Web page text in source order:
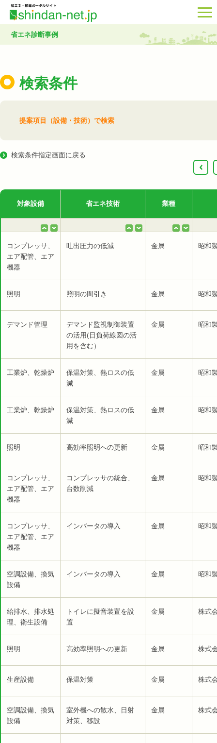
省エネ診断事例
検索条件
提案項目（設備・技術）で検索
検索条件指定画面に戻る
‹
対象設備 省エネ技術 業種
コンプレッサ、
エア配管、エア
機器
吐出圧力の低減 金属 昭和
照明 照明の間引き 金属 昭和
デマンド管理
デマンド監視制御装置
の活用(日負荷線図の活
用を含む）
金属 昭和
工業炉、乾燥炉
保温対策、熱ロスの低
減
金属 昭和
工業炉、乾燥炉
保温対策、熱ロスの低
減
金属 昭和
照明 高効率照明への更新 金属 昭和
コンプレッサ、
エア配管、エア
機器
コンプレッサの統合、
台数削減
金属 昭和
コンプレッサ、
エア配管、エア
機器
インバータの導入 金属 昭和
空調設備、換気
設備
インバータの導入 金属 昭和
給排水、排水処
理、衛生設備
トイレに擬音装置を設
置
金属 株式
照明 高効率照明への更新 金属 株式
生産設備 保温対策 金属 株式
空調設備、換気
設備
室外機への散水、日射
対策、移設
金属 株式